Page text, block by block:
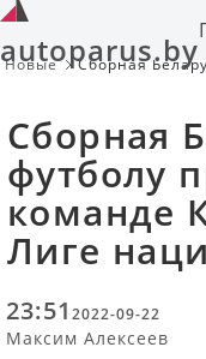
autoparus.by
Новые
Сборная
Сборная
футболу
команде
Лиге
23:51 2022-09-22
Максим Алексеев